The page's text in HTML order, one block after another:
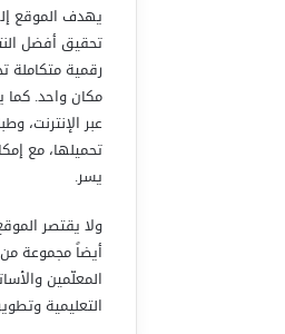
يهدف الموقع
تحقيق أفضل
رقمية متكاملة
مكان واحد. كما
عبر الإنترنت،
تحميلها، مع
يسر.
ولا يقتصر
أيضاً مجموعة من
المعلّمين
التعليمية